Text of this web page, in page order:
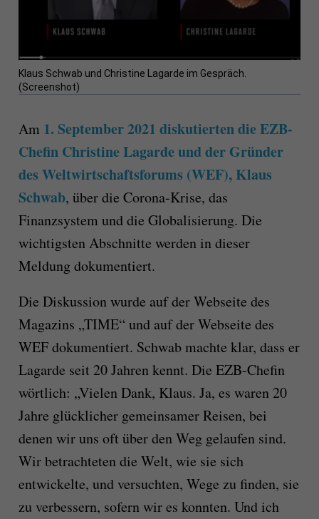
Klaus Schwab und Christine Lagarde im Gespräch.
(Screenshot)
Am 1. September 2021 diskutierten die EZB-
Chefin Christine Lagarde und der Gründer
des Weltwirtschaftsforums (WEF), Klaus
Schwab, über die Corona-Krise, das
Finanzsystem und die Globalisierung. Die
wichtigsten Abschnitte werden in dieser
Meldung dokumentiert.
Die Diskussion wurde auf der Webseite des
Magazins „TIME“ und auf der Webseite des
WEF dokumentiert. Schwab machte klar, dass er
Lagarde seit 20 Jahren kennt. Die EZB-Chefin
wörtlich: „Vielen Dank, Klaus. Ja, es waren 20
Jahre glücklicher gemeinsamer Reisen, bei
denen wir uns oft über den Weg gelaufen sind.
Wir betrachteten die Welt, wie sie sich
entwickelte, und versuchten, Wege zu finden, sie
zu verbessern, sofern wir es konnten. Und ich